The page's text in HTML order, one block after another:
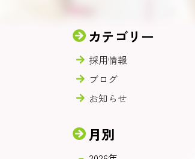
カテゴリー
採用情報
ブログ
お知らせ
月別